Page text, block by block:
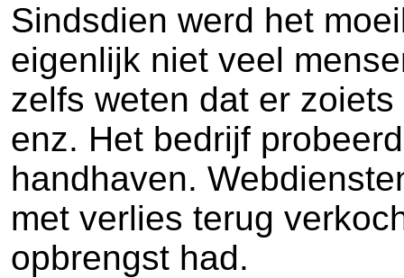
Sindsdien werd het
eigenlijk niet veel
zelfs weten dat er
enz. Het bedrijf
handhaven.
met verlies terug
opbrengst had.